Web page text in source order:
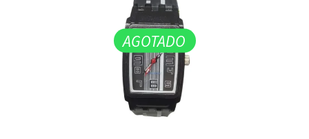
AGOTADO